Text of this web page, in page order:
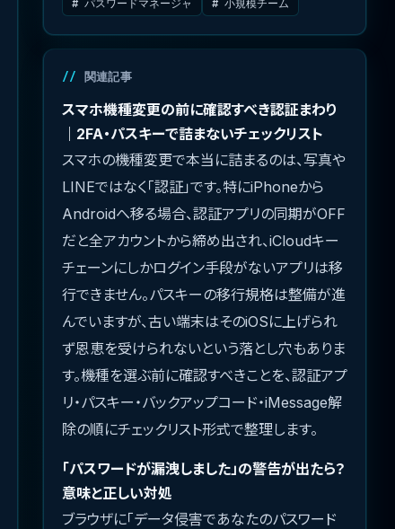
# パスワードマネージャ
# 小規模チーム
関連記事
スマホ機種変更の前に確認すべき認証まわり
｜2FA・パスキーで詰まないチェックリスト
スマホの機種変更で本当に詰まるのは、写真や
LINEではなく「認証」です。特にiPhoneから
Androidへ移る場合、認証アプリの同期がOFF
だと全アカウントから締め出され、iCloudキー
チェーンにしかログイン手段がないアプリは移
行できません。パスキーの移行規格は整備が進
んでいますが、古い端末はそのiOSに上げられ
ず恩恵を受けられないという落とし穴もありま
す。機種を選ぶ前に確認すべきことを、認証アプ
リ・パスキー・バックアップコード・iMessage解
除の順にチェックリスト形式で整理します。
「パスワードが漏洩しました」の警告が出たら？
意味と正しい対処
ブラウザに「データ侵害であなたのパスワード